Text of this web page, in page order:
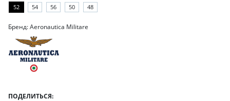
52 54 56 50 48
Бренд: Aeronautica Militare
ПОДЕЛИТЬСЯ: